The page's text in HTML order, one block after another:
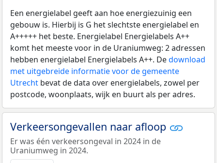
Een energielabel geeft aan hoe energiezuinig een
gebouw is. Hierbij is G het slechtste energielabel en
A+++++ het beste. Energielabel Energielabels A++
komt het meeste voor in de Uraniumweg: 2 adressen
hebben energielabel Energielabels A++. Dedownload
met uitgebreide informatie voor de gemeente
Utrecht bevat de data over energielabels, zowel per
postcode, woonplaats, wijk en buurt als per adres.
Verkeersongevallen naar afloop
Er was één verkeersongeval in 2024 in de
Uraniumweg in 2024.